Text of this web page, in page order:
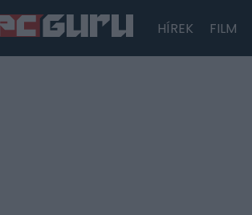
HÍREK FILM